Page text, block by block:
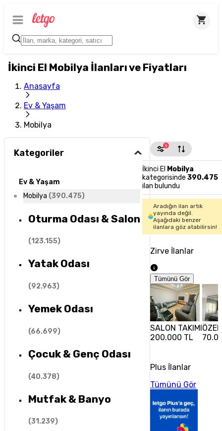
İkinci El Mobilya İlanları ve Fiyatları
Anasayfa
Ev & Yaşam
Mobilya
Kategoriler
Ev & Yaşam
Mobilya (390.475)
Oturma Odası & Salon
(123.155)
Yatak Odası
(92.963)
Yemek Odası
(66.699)
Çocuk & Genç Odası
(40.378)
Mutfak & Banyo
(31.239)
1
İkinci El Mobilya
kategorisinde 390.475
ilan bulundu
Aradığın ilan artık
yayında değil.
Aşağıdaki benzer
ilanlara göz atabilirsin!
Zirve İlanlar
Tümünü Gör
SALON TAKIMI
200.000 TL
Plus İlanlar
Tümünü Gör